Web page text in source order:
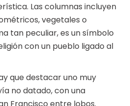
Las columnas incluyen
vegetales o
tan peculiar, es un símbolo
con un pueblo ligado al
que destacar uno muy
no datado, con una